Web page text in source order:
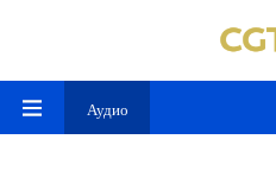
Аудио